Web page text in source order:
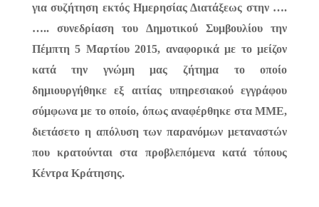
για συζήτηση εκτός Ημερησίας Διατάξεως στην ….
….. συνεδρίαση του Δημοτικού Συμβουλίου την
Πέμπτη 5 Μαρτίου 2015, αναφορικά με το μείζον
κατά την γνώμη μας ζήτημα το οποίο
δημιουργήθηκε εξ αιτίας υπηρεσιακού εγγράφου
σύμφωνα με το οποίο, όπως αναφέρθηκε στα ΜΜΕ,
διετάσετο η απόλυση των παρανόμων μεταναστών
που κρατούνται στα προβλεπόμενα κατά τόπους
Κέντρα Κράτησης.